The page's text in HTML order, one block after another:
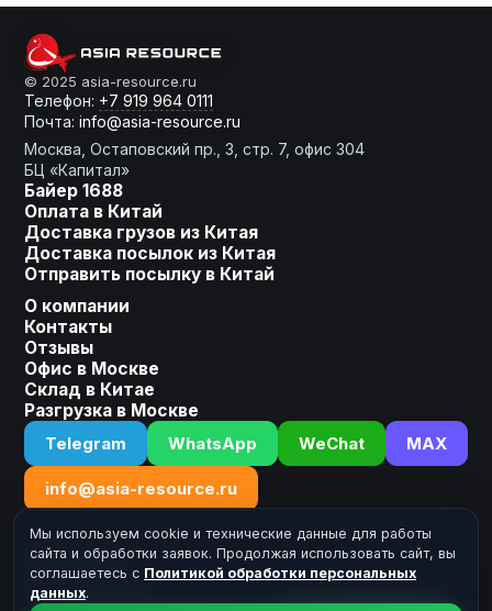
Мы используем cookie и технические данные для работы
сайта и обработки заявок. Продолжая использовать сайт, вы
соглашаетесь с Политикой обработки персональных
данных.
Готовы получить расчет?
От слов к делу
Ваше имя
Номер телефона
Оставьте заявку, мы сделаем
для Вас индивидуальное
предложение!
© 2025 asia-resource.ru
Телефон: +7 919 964 0111
Почта: info@asia-resource.ru
Москва, Остаповский пр., 3, стр. 7, офис 304
БЦ «Капитал»
Байер 1688
Оплата в Китай
Доставка грузов из Китая
Доставка посылок из Китая
Отправить посылку в Китай
О компании
Контакты
Отзывы
Офис в Москве
Склад в Китае
Разгрузка в Москве
Telegram
WhatsApp WeChat MAX
info@asia-resource.ru
Реквизиты
ИП Кабанов А.А.
ИНН: 502723918030